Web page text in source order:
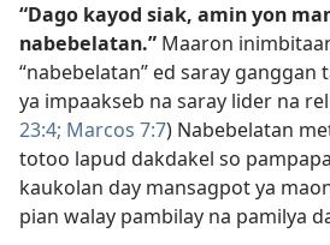
“Dago kayod siak, amin yon
nabebelatan.” Maaron
“nabebelatan” ed saray
ya impaakseb na saray lider na
23:4; Marcos 7:7) Nabebelatan
totoo lapud dakdakel so
kaukolan day mansagpot ya
pian walay pambilay na pamilya